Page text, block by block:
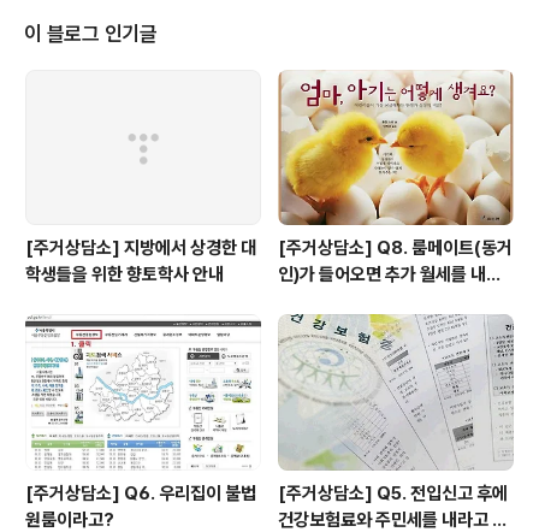
몇 번이나 헤맨 뒤에 집을 찾을 수 있었기 때문이다. 계단엔
이상한(?)_ K2 사람들이 한 명씩 포즈를 취하고 있는_사진
이 한 장씩 걸려있어서 ‘뭐지?’ 싶었다. 옷파는 덴가 했었다.
(K2 인터내셔널은 청년들의 자립을 돕는 사회적기업입니
다.) ‘와, 여긴 못살겠다’ 마음은 정했으나 온 김에 집 구경
이 블로그 인기글
[주거상담소] 지방에서 상경한 대
학생들을 위한 향토학사 안내
[주거상담소] Q8. 룸메이트(동거
인)가 들어오면 추가 월세를 내야
[주거상담소] Q6. 우리집이 불법
원룸이라고?
[주거상담소] Q5. 전입신고 후에
건강보험료와 주민세를 내라고 고